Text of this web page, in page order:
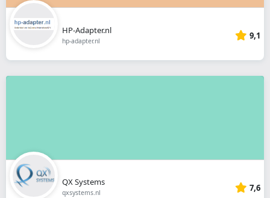
HP-Adapter.nl
hp-adapter.nl 9,1
QX Systems
qxsystems.nl 7,6